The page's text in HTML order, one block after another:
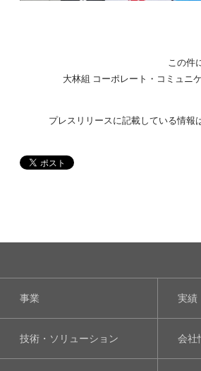
この件
大林組 コーポレート・コミュニ
プレスリリースに記載している情報
事業 実績
技術・ソリューション 会社